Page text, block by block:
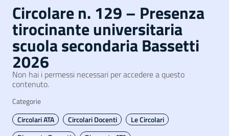
Circolare n. 129 – Presenza
tirocinante universitaria
scuola secondaria Bassetti
2026
Non hai i permessi necessari per accedere a questo
contenuto.
Categorie
Circolari ATA
Circolari Docenti
Le Circolari